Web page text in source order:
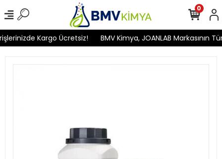
Kargo Ücretsiz! BMV Kimya, JOANLAB Markasının
0